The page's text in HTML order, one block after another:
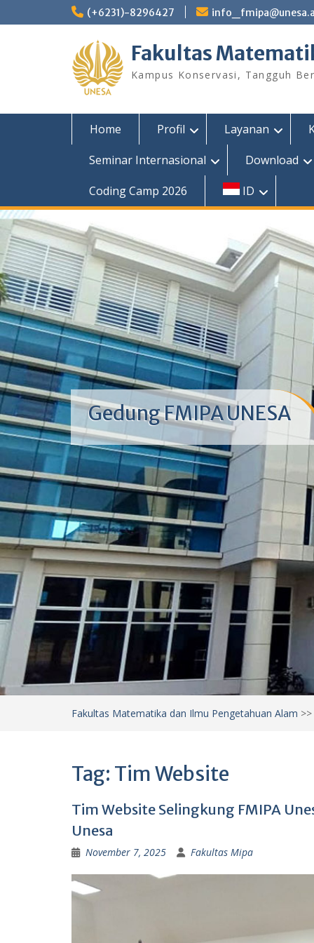
to
(+6231)-8296427
Fakultas
Kampus Konservasi, Tangguh
Home Profil Layanan
Seminar Internasional
Download
Coding Camp 2026
ID
Gedung FMIPA UNESA
Fakultas Matematika dan Ilmu Pengetahuan Alam >>
Tag: Tim Website
Tim Website Selingkung FMIPA
Unesa
November 7, 2025 Fakultas Mipa